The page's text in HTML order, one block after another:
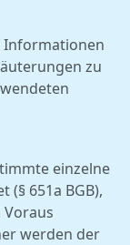
Informationen
zu
einzelne
(§ 651a BGB),
werden der